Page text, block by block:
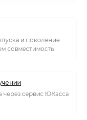
и поколение
совместимость
через сервис ЮКасса